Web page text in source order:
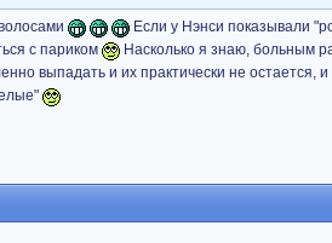
Если у Нэнси показывали
с париком
Насколько я знаю, больным
выпадать и их практически не остается,